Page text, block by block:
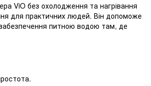
ViO без охолодження та нагрівання
для практичних людей. Він допоможе
питною водою там, де